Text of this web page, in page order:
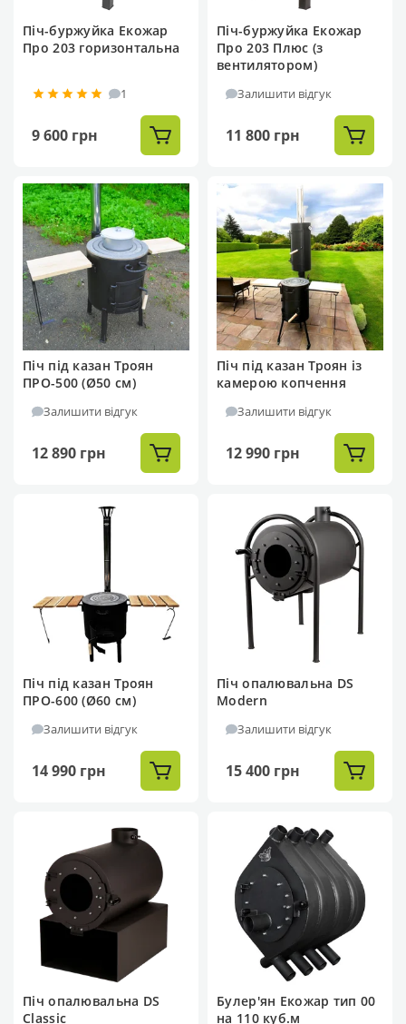
Піч-буржуйка Екожар
Про 203 горизонтальна
1
9 600 грн
Піч-буржуйка Екожар
Про 203 Плюс (з
вентилятором)
Залишити відгук
11 800 грн
Піч під казан Троян
ПРО-500 (Ø50 см)
Залишити відгук
12 890 грн
Піч під казан Троян із
камерою копчення
Залишити відгук
12 990 грн
Піч під казан Троян
ПРО-600 (Ø60 см)
Залишити відгук
14 990 грн
Піч опалювальна DS
Modern
Залишити відгук
15 400 грн
Піч опалювальна DS
Classic
Булер'ян Екожар тип 00
на 110 куб.м